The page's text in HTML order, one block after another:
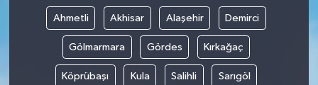
Ahmetli Akhisar Alaşehir Demirci
Gölmarmara Gördes Kırkağaç
Köprübaşı Kula Salihli Sarıgöl